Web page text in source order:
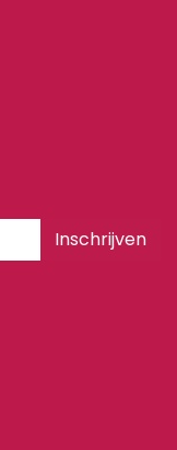
Inschrijven